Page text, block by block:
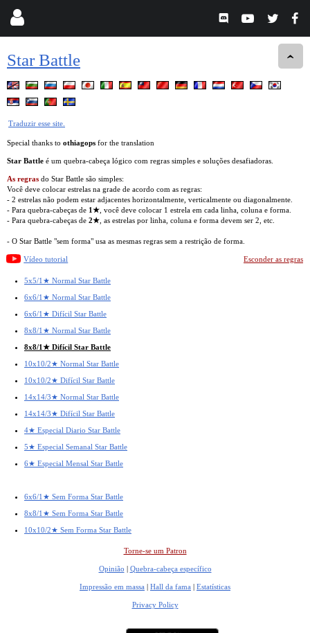
Star Battle
Traduzir esse site.
Special thanks to othiagops for the translation
Star Battle é um quebra-cabeça lógico com regras simples e soluções desafiadoras.
As regras do Star Battle são simples:
Você deve colocar estrelas na grade de acordo com as regras:
- 2 estrelas não podem estar adjacentes horizontalmente, verticalmente ou diagonalmente.
- Para quebra-cabeças de 1★ , você deve colocar 1 estrela em cada linha, coluna e forma.
- Para quebra-cabeças de 2★ , as estrelas por linha, coluna e forma devem ser 2, etc.
- O Star Battle "sem forma" usa as mesmas regras sem a restrição de forma.
Vídeo tutorial Esconder as regras
5x5/1★ Normal Star Battle
6x6/1★ Normal Star Battle
6x6/1★ Difícil Star Battle
8x8/1★ Normal Star Battle
8x8/1★ Difícil Star Battle
10x10/2★ Normal Star Battle
10x10/2★ Difícil Star Battle
14x14/3★ Normal Star Battle
14x14/3★ Difícil Star Battle
4★ Especial Diario Star Battle
5★ Especial Semanal Star Battle
6★ Especial Mensal Star Battle
6x6/1★ Sem Forma Star Battle
8x8/1★ Sem Forma Star Battle
10x10/2★ Sem Forma Star Battle
Torne-se um Patron
Opinião | Quebra-cabeça específico
Impressão em massa | Hall da fama | Estatísticas
Privacy Policy